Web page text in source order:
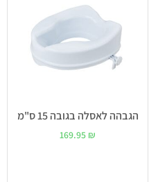
הגבהה לאסלה בגובה 15 ס"מ
169.95 ₪